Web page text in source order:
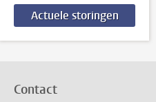
Actuele storingen
Contact